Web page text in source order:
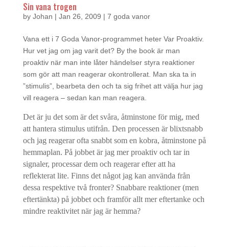
Sin vana trogen
by Johan | Jan 26, 2009 | 7 goda vanor
Vana ett i 7 Goda Vanor-programmet heter Var Proaktiv.
Hur vet jag om jag varit det? By the book är man
proaktiv när man inte låter händelser styra reaktioner
som gör att man reagerar okontrollerat. Man ska ta in
”stimulis”, bearbeta den och ta sig frihet att välja hur jag
vill reagera – sedan kan man reagera.
Det är ju det som är det svåra, åtminstone för mig, med
att hantera stimulus utifrån. Den processen är blixtsnabb
och jag reagerar ofta snabbt som en kobra, åtminstone på
hemmaplan. På jobbet är jag mer proaktiv och tar in
signaler, processar dem och reagerar efter att ha
reflekterat lite. Finns det något jag kan använda från
dessa respektive två fronter? Snabbare reaktioner (men
eftertänkta) på jobbet och framför allt mer eftertanke och
mindre reaktivitet när jag är hemma?